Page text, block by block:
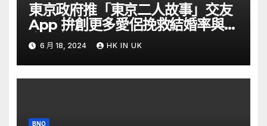
東京政府推「東京二人故事」交友
App 拚創更多愛侶挽救結婚率與生
育率｜Yahoo Hong Kong
6 月 18, 2024 HK IN UK
BNO